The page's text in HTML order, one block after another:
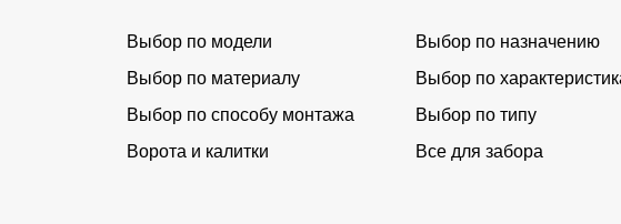
Выбор по модели
Выбор по назначению
Выбор по материалу
Выбор по
Выбор по способу монтажа
Выбор по типу
Ворота и калитки
Все для забора